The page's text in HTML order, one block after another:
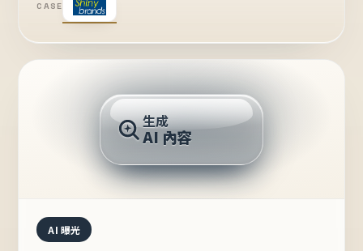
CASE
推薦的台灣品牌？
生成
AI 內容
AI 曝光